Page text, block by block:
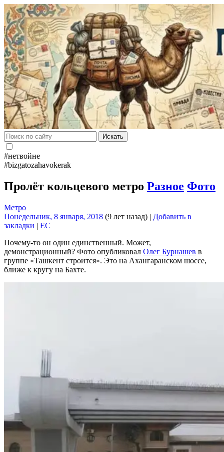
Искать
#нетвойне
#bizgatozahavokerak
Пролёт кольцевого метро Разное Фото
Метро
Понедельник, 8 января, 2018 (9 лет назад) | Добавить в
закладки | EC
Почему-то он один единственный. Может,
демонстрационный? Фото опубликовал Олег Бурнашев в
группе «Ташкент строится». Это на Ахангаранском шоссе,
ближе к кругу на Бахте.